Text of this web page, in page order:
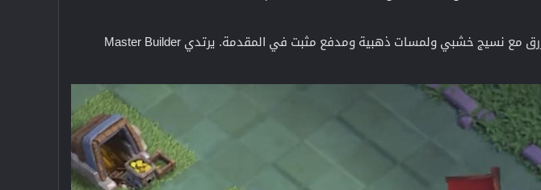
يمنح الجلد المروحية القتالية مظهر سفينة القراصنة باللون الأخضر المزرق مع نسيج خشبي ولمسات ذهبية ومدفع مثبت في المقدمة. يرتدي Master Builder